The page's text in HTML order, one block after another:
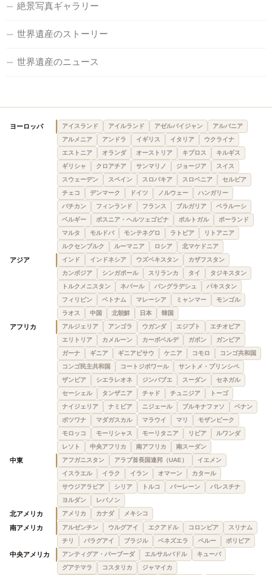
絶景写真ギャラリー
世界遺産のストーリー
世界遺産のニュース
ヨーロッパ アイスランド アイルランド アゼルバイジャン
アルバニア
アルメニア
アンドラ イギリス イタリア
ウクライナ
エストニア
オランダ オーストリア キプロス
キルギス
ギリシャ
クロアチア サンマリノ ジョージア
スイス
スウェーデン
スペイン スロバキア スロベニア
セルビア
チェコ
デンマーク ドイツ ノルウェー
ハンガリー
バチカン
フィンランド フランス ブルガリア
ベラルーシ
ベルギー
ボスニア・ヘルツェゴビナ ポルトガル
ポーランド
マルタ
モルドバ モンテネグロ ラトビア
リトアニア
ルクセンブルク
ルーマニア ロシア 北マケドニア
アジア インド インドネシア ウズベキスタン
カザフスタン
カンボジア
シンガポール スリランカ タイ
タジキスタン
トルクメニスタン
ネパール バングラデシュ
パキスタン
フィリピン
ベトナム マレーシア ミャンマー
モンゴル
ラオス
中国 北朝鮮 日本 韓国
アフリカ アルジェリア アンゴラ ウガンダ エジプト
エチオピア
エリトリア
カメルーン カーボベルデ ガボン
ガンビア
ガーナ
ギニア ギニアビサウ ケニア コモロ
コンゴ共和国
コンゴ民主共和国
コートジボワール
サントメ・プリンシペ
ザンビア
シエラレオネ ジンバブエ スーダン
セネガル
セーシェル
タンザニア チャド チュニジア
トーゴ
ナイジェリア
ナミビア ニジェール ブルキナファソ
ベナン
ボツワナ
マダガスカル マラウイ マリ
モザンビーク
モロッコ
モーリシャス モーリタニア リビア
ルワンダ
レソト
中央アフリカ 南アフリカ 南スーダン
中東 アフガニスタン アラブ首長国連邦（UAE）
イエメン
イスラエル
イラク イラン オマーン
カタール
サウジアラビア
シリア トルコ バーレーン
パレスチナ
ヨルダン
レバノン
北アメリカ アメリカ カナダ メキシコ
南アメリカ アルゼンチン ウルグアイ エクアドル コロンビア
スリナム
チリ
パラグアイ ブラジル ベネズエラ ペルー ボリビア
中央アメリカ アンティグア・バーブーダ エルサルバドル
キューバ
グアテマラ
コスタリカ ジャマイカ